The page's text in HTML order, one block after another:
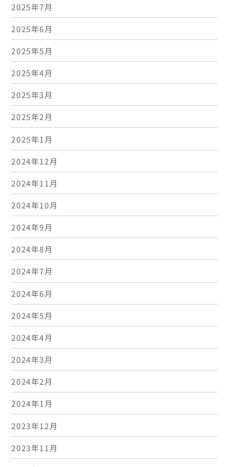
2025年7月
2025年6月
2025年5月
2025年4月
2025年3月
2025年2月
2025年1月
2024年12月
2024年11月
2024年10月
2024年9月
2024年8月
2024年7月
2024年6月
2024年5月
2024年4月
2024年3月
2024年2月
2024年1月
2023年12月
2023年11月